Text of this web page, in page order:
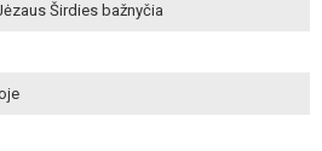
Širdies bažnyčia